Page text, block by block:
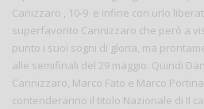
Canizzaro , 10-9 e infine con urlo
superfavorito Cannizzaro che però a
punto i suoi sogni di gloria, ma
alle semifinali del 29 maggio. Quindi
Cannizzaro, Marco Fato e Marco
contenderanno il titolo Nazionale di II